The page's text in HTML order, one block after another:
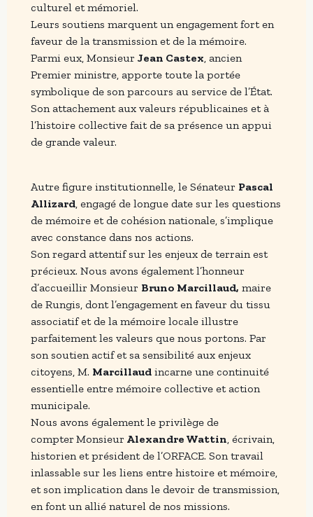
culturel et mémoriel.
Leurs soutiens marquent un engagement fort en
faveur de la transmission et de la mémoire.
Parmi eux, Monsieur Jean Castex, ancien
Premier ministre, apporte toute la portée
symbolique de son parcours au service de l’État.
Son attachement aux valeurs républicaines et à
l’histoire collective fait de sa présence un appui
de grande valeur.
Autre figure institutionnelle, le Sénateur Pascal
Allizard, engagé de longue date sur les questions
de mémoire et de cohésion nationale, s’implique
avec constance dans nos actions.
Son regard attentif sur les enjeux de terrain est
précieux. Nous avons également l’honneur
d’accueillir Monsieur Bruno Marcillaud, maire
de Rungis, dont l’engagement en faveur du tissu
associatif et de la mémoire locale illustre
parfaitement les valeurs que nous portons. Par
son soutien actif et sa sensibilité aux enjeux
citoyens, M. Marcillaud incarne une continuité
essentielle entre mémoire collective et action
municipale.
Nous avons également le privilège de
compter Monsieur Alexandre Wattin, écrivain,
historien et président de l’ORFACE. Son travail
inlassable sur les liens entre histoire et mémoire,
et son implication dans le devoir de transmission,
en font un allié naturel de nos missions.